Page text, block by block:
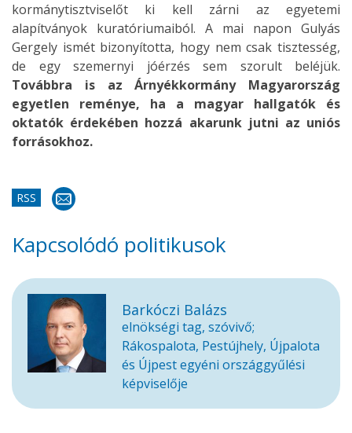
kormánytisztviselőt ki kell zárni az egyetemi
alapítványok kuratóriumaiból. A mai napon Gulyás
Gergely ismét bizonyította, hogy nem csak tisztesség,
de egy szemernyi jóérzés sem szorult beléjük.
Továbbra is az Árnyékkormány Magyarország
egyetlen reménye, ha a magyar hallgatók és
oktatók érdekében hozzá akarunk jutni az uniós
forrásokhoz.
RSS
Kapcsolódó politikusok
Barkóczi Balázs
elnökségi tag, szóvivő;
Rákospalota, Pestújhely, Újpalota
és Újpest egyéni országgyűlési
képviselője